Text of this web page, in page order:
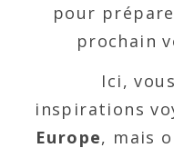
pour
prochain
Ici,
inspirations
Europe, mais